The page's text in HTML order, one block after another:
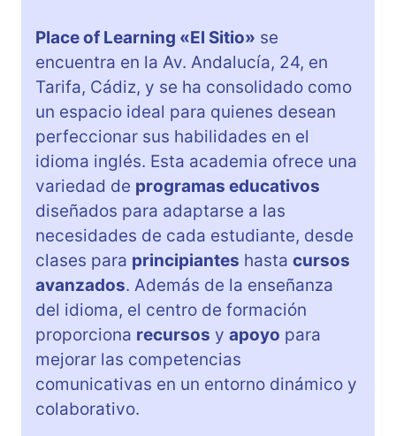
Place of Learning «El Sitio» se
encuentra en la Av. Andalucía, 24, en
Tarifa, Cádiz, y se ha consolidado como
un espacio ideal para quienes desean
perfeccionar sus habilidades en el
idioma inglés. Esta academia ofrece una
variedad de programas educativos
diseñados para adaptarse a las
necesidades de cada estudiante, desde
clases para principiantes hasta cursos
avanzados. Además de la enseñanza
del idioma, el centro de formación
proporciona recursos y apoyo para
mejorar las competencias
comunicativas en un entorno dinámico y
colaborativo.